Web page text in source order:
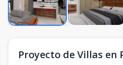
Proyecto de Villas en